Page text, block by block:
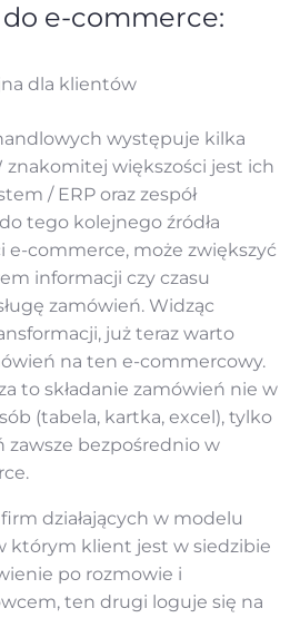
do e-commerce:
dla klientów
występuje kilka
znakomitej większości jest ich
/ ERP oraz zespół
tego kolejnego źródła
e-commerce, może zwiększyć
informacji czy czasu
zamówień. Widząc
już teraz warto
na ten e-commercowy.
to składanie zamówień nie w
(tabela, kartka, excel), tylko
zawsze bezpośrednio w
działających w modelu
którym klient jest w siedzibie
po rozmowie i
ten drugi loguje się na